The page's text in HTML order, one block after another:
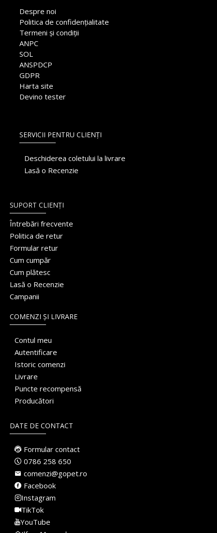
Despre noi
Politica de confidențialitate
Termeni și condiții
ANPC
SOL
ANSPDCP
GDPR
Harta site
Devino tester
SERVICII PENTRU CLIENȚI
Deschiderea coletului la livrare
Lasă o Recenzie
SUPORT CLIENȚI
Întrebări frecvente
Politica de retur
Formular retur
Cum cumpăr
Cum plătesc
Lasă o Recenzie
Campanii
COMENZI ȘI LIVRARE
Contul meu
Autentificare
Istoric comenzi
Livrare
Puncte recompensă
Producători
DATE DE CONTACT
Formular contact
0786 258 650
comenzi@gopet.ro
Facebook
Instagram
TikTok
YouTube